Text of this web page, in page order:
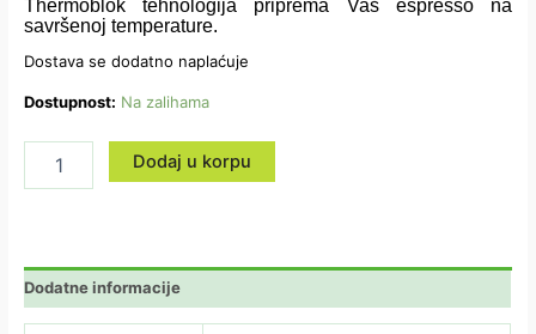
Thermoblok tehnologija priprema Vaš espresso na
savršenoj temperature.
Dostava se dodatno naplaćuje
Dostupnost: Na zalihama
Dodaj u korpu
Dodatne informacije